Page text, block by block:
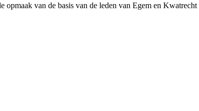
van de basis van de leden van Egem en Kwatrecht